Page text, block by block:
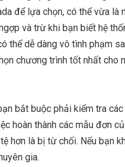
để lựa chọn, có thể vừa là
và trừ khi bạn biết hệ
thể dễ dàng vô tình phạm
chương trình tốt nhất cho
bắt buộc phải kiểm tra
hoàn thành các mẫu đơn
hơn là bị từ chối. Nếu bạn
gia.